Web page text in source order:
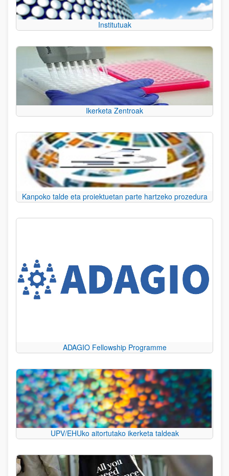
Institutuak
Ikerketa Zentroak
Kanpoko talde eta proiektuetan parte hartzeko prozedura
ADAGIO Fellowship Programme
UPV/EHUko aitortutako ikerketa taldeak